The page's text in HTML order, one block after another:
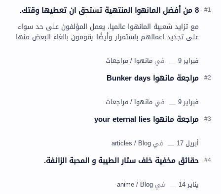
8 من أفضل المانهوا المنتهية تستحق ان تعطيها وقتك.
مع تزايد شعبية المانهوا عالميا، يعمل المؤلفون على حد سواء
على تجديد اعمالهم باستمرار وأيضًا يقومون بالغاء البعض منها
مراجعة مانهوا Bunker days
مراجعة مانهوا your eternal lies
حقائق مخفية خلف ستار الطيبة و المحبة الزائفة.